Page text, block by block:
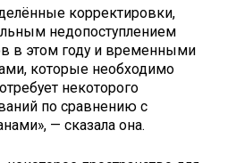
корректировки,
недопоступлением
в этом году и временными
которые необходимо
некоторого
по сравнению с
— сказала она.